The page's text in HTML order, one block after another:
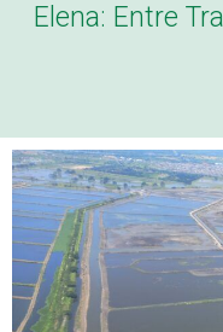
Elena: Entre